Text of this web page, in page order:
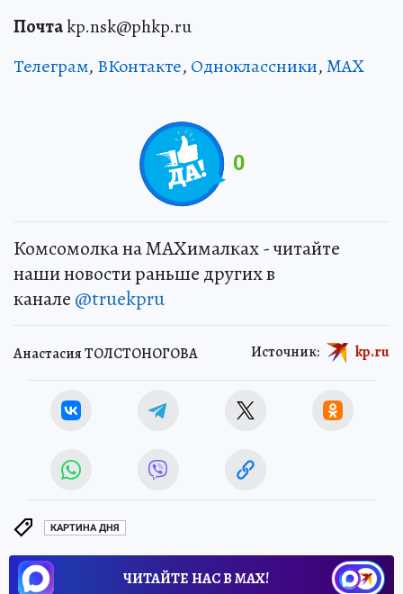
Почтаkp.nsk@phkp.ru
Телеграм, ВКонтакте, Одноклассники,MAX
0
Комсомолка на MAXималках - читайте
наши новости раньше других в
канале @truekpru
Анастасия ТОЛСТОНОГОВА Источник: kp.ru
КАРТИНА ДНЯ
ЧИТАЙТЕ НАС В МАХ!